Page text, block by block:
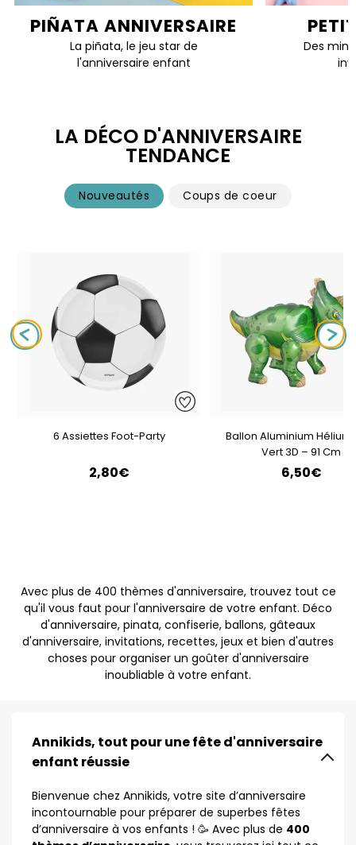
PIÑATA ANNIVERSAIRE
La piñata, le jeu star de
l'anniversaire enfant
Des mini
LA DÉCO D'ANNIVERSAIRE
TENDANCE
Nouveautés Coups de coeur
6 Assiettes Foot-Party
2,80€
Ballon Aluminium Hélium
Vert 3D – 91 Cm
6,50€
Avec plus de 400 thèmes d'anniversaire, trouvez tout ce
qu'il vous faut pour l'anniversaire de votre enfant. Déco
d'anniversaire, pinata, confiserie, ballons, gâteaux
d'anniversaire, invitations, recettes, jeux et bien d'autres
choses pour organiser un goûter d'anniversaire
inoubliable à votre enfant.
Annikids, tout pour une fête d'anniversaire
enfant réussie
Bienvenue chez Annikids, votre site d’anniversaire
incontournable pour préparer de superbes fêtes
d’anniversaire à vos enfants ! 🥳 Avec plus de 400